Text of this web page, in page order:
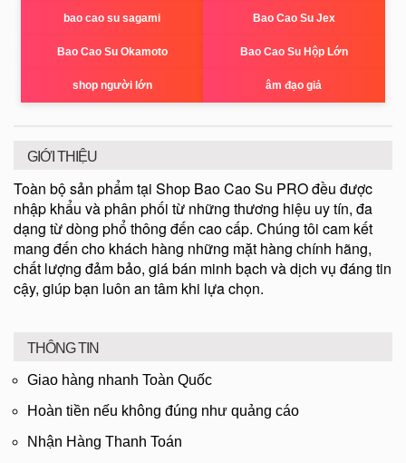
bao cao su sagami Bao Cao Su Jex
Bao Cao Su Okamoto Bao Cao Su Hộp Lớn
shop người lớn âm đạo giả
GIỚI THIỆU
Toàn bộ sản phẩm tại Shop Bao Cao Su PRO đều được
nhập khẩu và phân phối từ những thương hiệu uy tín, đa
dạng từ dòng phổ thông đến cao cấp. Chúng tôi cam kết
mang đến cho khách hàng những mặt hàng chính hãng,
chất lượng đảm bảo, giá bán minh bạch và dịch vụ đáng tin
cậy, giúp bạn luôn an tâm khi lựa chọn.
THÔNG TIN
Giao hàng nhanh Toàn Quốc
Hoàn tiền nếu không đúng như quảng cáo
Nhận Hàng Thanh Toán